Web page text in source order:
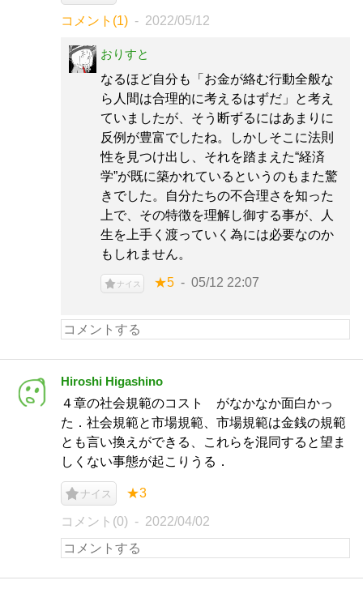
コメント(1) 2022/05/12
おりすと
なるほど自分も「お金が絡む行動全般な
ら人間は合理的に考えるはずだ」と考え
ていましたが、そう断ずるにはあまりに
反例が豊富でしたね。しかしそこに法則
性を見つけ出し、それを踏まえた“経済
学”が既に築かれているというのもまた驚
きでした。自分たちの不合理さを知った
上で、その特徴を理解し御する事が、人
生を上手く渡っていく為には必要なのか
もしれません。
ナイス ★5 05/12 22:07
Hiroshi Higashino
４章の社会規範のコスト がなかなか面白かっ
た．社会規範と市場規範、市場規範は金銭の規範
とも言い換えができる、これらを混同すると望ま
しくない事態が起こりうる．
ナイス ★3
コメント(0) 2022/04/02